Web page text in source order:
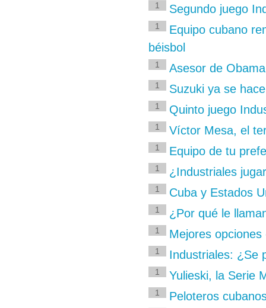
1 Segundo juego
1
Equipo cubano
béisbol
1 Asesor de
1 Suzuki ya se
1 Quinto juego
1 Víctor Mesa, el
1 Equipo de tu
1 ¿Industriales
1 Cuba y Estados
1 ¿Por qué le
1 Mejores
1 Industriales: ¿Se
1 Yulieski, la Serie
1 Peloteros